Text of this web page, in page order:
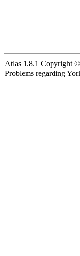
Atlas 1.8.1 Copyright
Problems regarding